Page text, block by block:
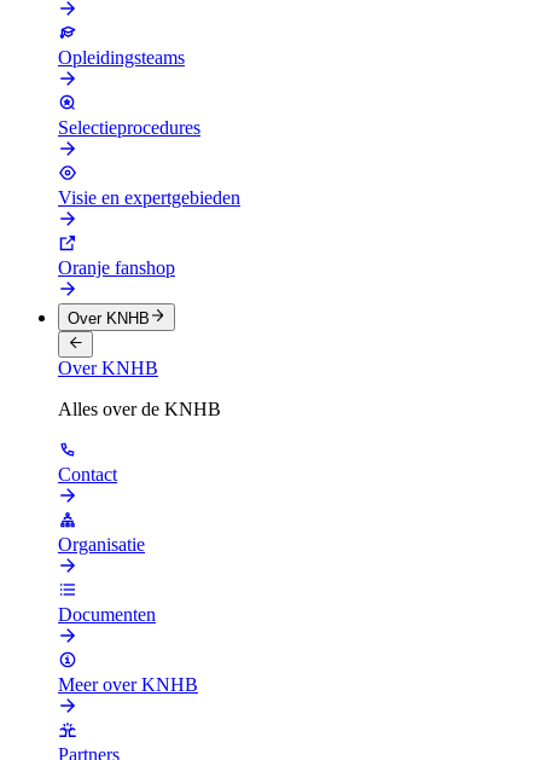
Opleidingsteams
Selectieprocedures
Visie en expertgebieden
Oranje fanshop
Over KNHB
Over KNHB
Alles over de KNHB
Contact
Organisatie
Documenten
Meer over KNHB
Partners